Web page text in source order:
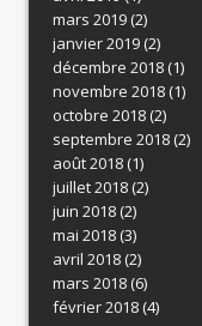
mars 2019(2)
janvier 2019(2)
décembre 2018(1)
novembre 2018(1)
octobre 2018(2)
septembre 2018(2)
août 2018(1)
juillet 2018(2)
juin 2018(2)
mai 2018(3)
avril 2018(2)
mars 2018(6)
février 2018(4)